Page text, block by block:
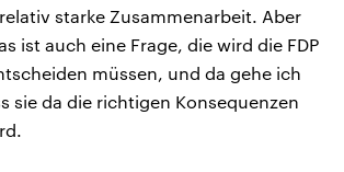
starke Zusammenarbeit. Aber
ist auch eine Frage, die wird die FDP
müssen, und da gehe ich
sie da die richtigen Konsequenzen